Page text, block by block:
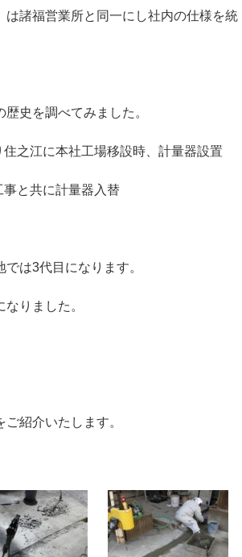
は諸福営業所と同一にし社内の仕様を統
史を調べてみました。
江に本社工場移設時、計量器設置
共に計量器入替
は3代目になります。
りました。
紹介いたします。